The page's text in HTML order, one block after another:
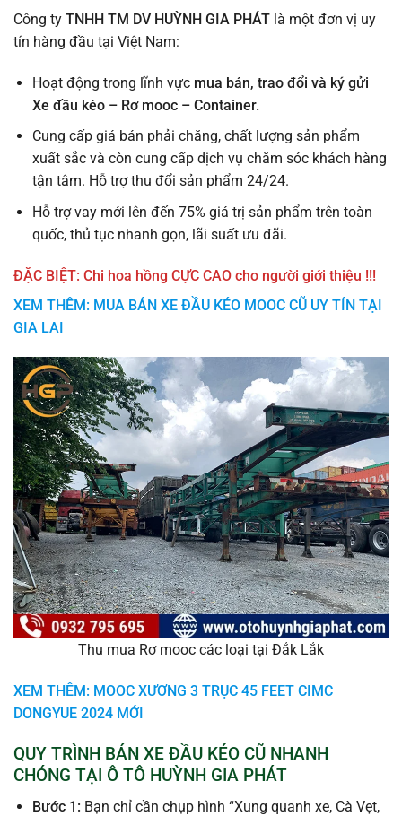
Công ty TNHH TM DV HUỲNH GIA PHÁT là một đơn vị uy
tín hàng đầu tại Việt Nam:
Hoạt động trong lĩnh vực mua bán, trao đổi và ký gửi
Xe đầu kéo – Rơ mooc – Container.
Cung cấp giá bán phải chăng, chất lượng sản phẩm
xuất sắc và còn cung cấp dịch vụ chăm sóc khách hàng
tận tâm. Hỗ trợ thu đổi sản phẩm 24/24.
Hỗ trợ vay mới lên đến 75% giá trị sản phẩm trên toàn
quốc, thủ tục nhanh gọn, lãi suất ưu đãi.
ĐẶC BIỆT: Chi hoa hồng CỰC CAO cho người giới thiệu !!!
XEM THÊM: MUA BÁN XE ĐẦU KÉO MOOC CŨ UY TÍN TẠI
GIA LAI
Thu mua Rơ mooc các loại tại Đắk Lắk
XEM THÊM: MOOC XƯƠNG 3 TRỤC 45 FEET CIMC
DONGYUE 2024 MỚI
QUY TRÌNH BÁN XE ĐẦU KÉO CŨ NHANH
CHÓNG TẠI Ô TÔ HUỲNH GIA PHÁT
Bước 1: Bạn chỉ cần chụp hình “Xung quanh xe, Cà Vẹt,